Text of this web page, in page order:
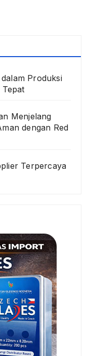
Produksi
Menjelang
dengan Red
Terpercaya